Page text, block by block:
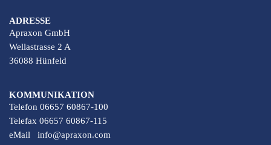
ADRESSE
Apraxon GmbH
Wellastrasse 2 A
36088 Hünfeld
KOMMUNIKATION
Telefon 06657 60867-100
Telefax 06657 60867-115
eMail info@apraxon.com